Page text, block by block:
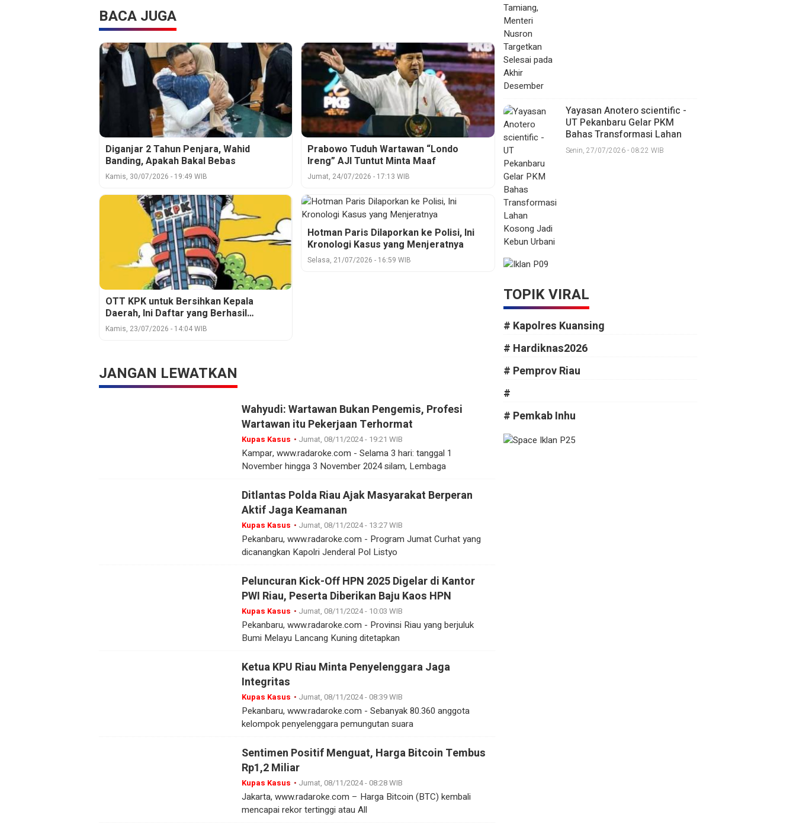
BACA JUGA
Diganjar 2 Tahun Penjara, Wahid
Banding, Apakah Bakal Bebas
Kamis, 30/07/2026 - 19:49 WIB
Prabowo Tuduh Wartawan “Londo
Ireng” AJI Tuntut Minta Maaf
Jumat, 24/07/2026 - 17:13 WIB
OTT KPK untuk Bersihkan Kepala
Daerah, Ini Daftar yang Berhasil
Ditangkap
Kamis, 23/07/2026 - 14:04 WIB
Hotman Paris Dilaporkan ke Polisi, Ini
Kronologi Kasus yang Menjeratnya
Selasa, 21/07/2026 - 16:59 WIB
JANGAN LEWATKAN
Wahyudi: Wartawan Bukan Pengemis, Profesi
Wartawan itu Pekerjaan Terhormat
Kupas Kasus • Jumat, 08/11/2024 - 19:21 WIB
Kampar, www.radaroke.com - Selama 3 hari: tanggal 1
November hingga 3 November 2024 silam, Lembaga
Ditlantas Polda Riau Ajak Masyarakat Berperan
Aktif Jaga Keamanan
Kupas Kasus • Jumat, 08/11/2024 - 13:27 WIB
Pekanbaru, www.radaroke.com - Program Jumat Curhat yang
dicanangkan Kapolri Jenderal Pol Listyo
Peluncuran Kick-Off HPN 2025 Digelar di Kantor
PWI Riau, Peserta Diberikan Baju Kaos HPN
Kupas Kasus • Jumat, 08/11/2024 - 10:03 WIB
Pekanbaru, www.radaroke.com - Provinsi Riau yang berjuluk
Bumi Melayu Lancang Kuning ditetapkan
Ketua KPU Riau Minta Penyelenggara Jaga
Integritas
Kupas Kasus • Jumat, 08/11/2024 - 08:39 WIB
Pekanbaru, www.radaroke.com - Sebanyak 80.360 anggota
kelompok penyelenggara pemungutan suara
Sentimen Positif Menguat, Harga Bitcoin Tembus
Rp1,2 Miliar
Kupas Kasus • Jumat, 08/11/2024 - 08:28 WIB
Jakarta, www.radaroke.com – Harga Bitcoin (BTC) kembali
mencapai rekor tertinggi atau All
Yayasan Anotero scientific -
UT Pekanbaru Gelar PKM
Bahas Transformasi Lahan
Kosong Jadi Kebun Urbani
Senin, 27/07/2026 - 08:22 WIB
TOPIK VIRAL
# Kapolres Kuansing
# Hardiknas2026
# Pemprov Riau
#
# Pemkab Inhu